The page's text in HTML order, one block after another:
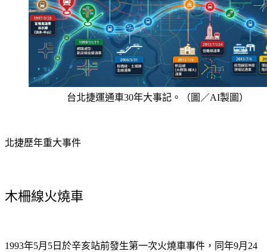
台北捷運通車30年大事記。（圖／AI製圖）
北捷歷年重大事件
木柵線火燒車
1993年5月5日於辛亥站前發生第一次火燒車事件，同年9月24